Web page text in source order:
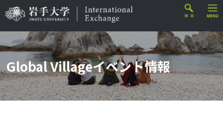
Global Villageイベント情報